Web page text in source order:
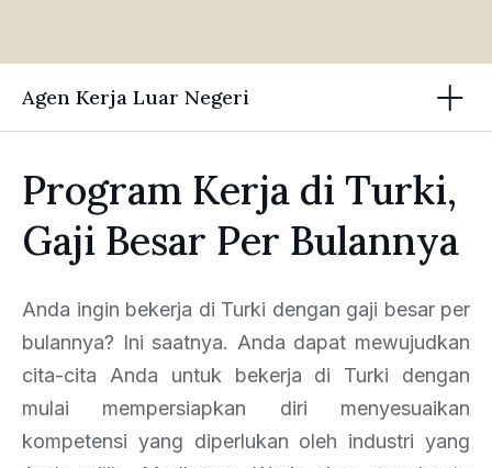
Agen Kerja Luar Negeri
Program Kerja di Turki,
Gaji Besar Per Bulannya
Anda ingin bekerja di Turki dengan gaji besar per
bulannya? Ini saatnya. Anda dapat mewujudkan
cita-cita Anda untuk bekerja di Turki dengan
mulai mempersiapkan diri menyesuaikan
kompetensi yang diperlukan oleh industri yang